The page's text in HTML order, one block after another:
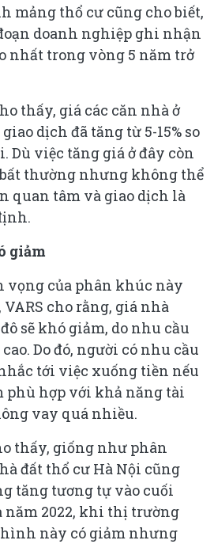
mảng thổ cư cũng cho biết,
doanh nghiệp ghi nhận
nhất trong vòng 5 năm trở
thấy, giá các căn nhà ở
dịch đã tăng từ 5-15% so
Dù việc tăng giá ở đây còn
thường nhưng không thể
quan tâm và giao dịch là
giảm
vọng của phân khúc này
cho rằng, giá nhà
sẽ khó giảm, do nhu cầu
Do đó, người có nhu cầu
tới việc xuống tiền nếu
phù hợp với khả năng tài
vay quá nhiều.
thấy, giống như phân
đất thổ cư Hà Nội cũng
tăng tương tự vào cuối
năm 2022, khi thị trường
này có giảm nhưng